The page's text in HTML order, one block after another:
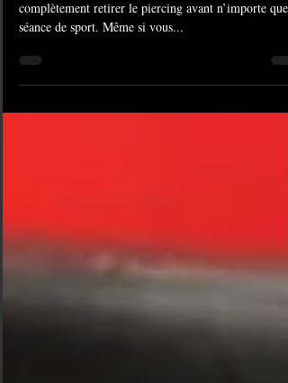
Dans la majorité des cas, il est recommandé de
complètement retirer le piercing avant n’importe
séance de sport. Même si vous...